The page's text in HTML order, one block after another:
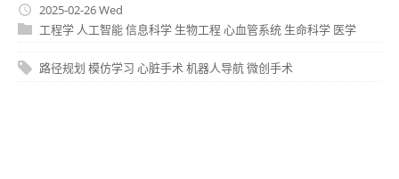
2025-02-26 Wed
工程学 人工智能信息科学 生物工程 心血管系统 生命科学 医学
路径规划 模仿学习 心脏手术 机器人导航微创手术